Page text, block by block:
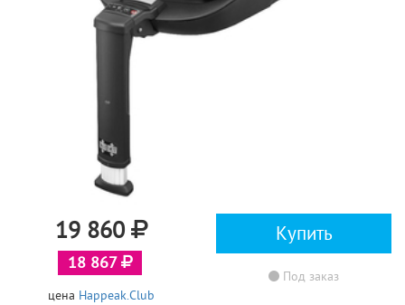
19 860
18 867
цена Happeak.Club
Купить
Под заказ